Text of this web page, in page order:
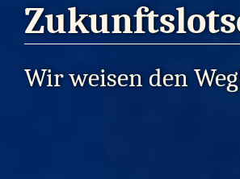
Wir weisen den